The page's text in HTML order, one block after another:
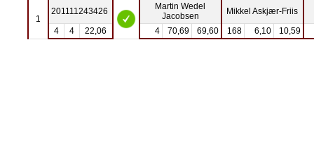
1
201111243426
Martin Wedel
Jacobsen
Mikkel Askjær-Friis
4
4 22,06 4 70,69 69,60 168 6,10 10,59